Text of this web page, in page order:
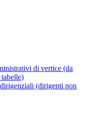
di vertice (da
(dirigenti non